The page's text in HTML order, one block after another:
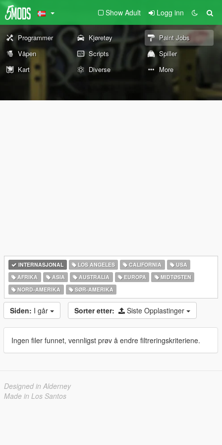
Show Adult Logg inn
Programmer Kjøretøy
Paint Jobs
Våpen
Scripts
Spiller
Kart
Diverse More
INTERNASJONAL LOS ANGELES CALIFORNIA
USA
AFRIKA
ASIA AUSTRALIA EUROPA
MIDTØSTEN
NORD-AMERIKA‎
SØR-AMERIKA‎
Siden: I går Sorter etter: Siste Opplastinger
Ingen filer funnet, vennligst prøv å endre filtreringskriteriene.
Designed in Alderney
Made in Los Santos